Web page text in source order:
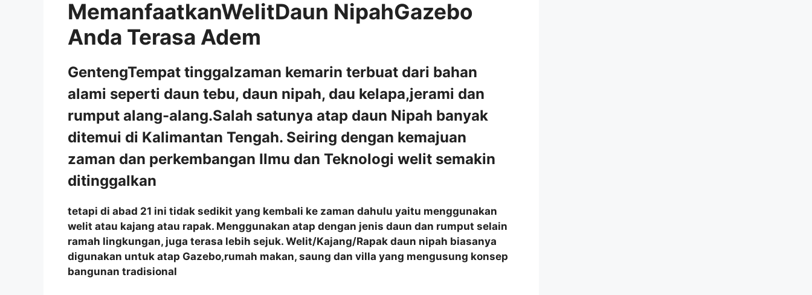
MemanfaatkanWelitDaun NipahGazebo
Anda Terasa Adem
GentengTempat tinggalzaman kemarin terbuat dari bahan
alami seperti daun tebu, daun nipah, dau kelapa,jerami dan
rumput alang-alang.Salah satunya atap daun Nipah banyak
ditemui di Kalimantan Tengah. Seiring dengan kemajuan
zaman dan perkembangan Ilmu dan Teknologi welit semakin
ditinggalkan
tetapi di abad 21 ini tidak sedikit yang kembali ke zaman dahulu yaitu menggunakan
welit atau kajang atau rapak. Menggunakan atap dengan jenis daun dan rumput selain
ramah lingkungan, juga terasa lebih sejuk. Welit/Kajang/Rapak daun nipah biasanya
digunakan untuk atap Gazebo,rumah makan, saung dan villa yang mengusung konsep
bangunan tradisional